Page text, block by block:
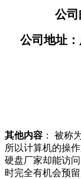
公司
公司地址
其他内容 ： 被称
所以计算机的操
硬盘厂家却能访
时完全有机会预